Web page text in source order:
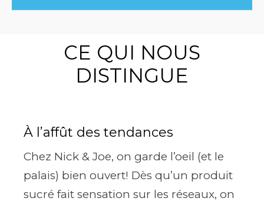
CE QUI NOUS
DISTINGUE
À l’affût des tendances
Chez Nick & Joe, on garde l’oeil (et le
palais) bien ouvert! Dès qu’un produit
sucré fait sensation sur les réseaux, on